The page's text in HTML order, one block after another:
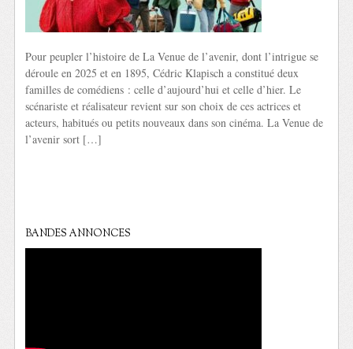
Pour peupler l’histoire de La Venue de l’avenir, dont l’intrigue se
déroule en 2025 et en 1895, Cédric Klapisch a constitué deux
familles de comédiens : celle d’aujourd’hui et celle d’hier. Le
scénariste et réalisateur revient sur son choix de ces actrices et
acteurs, habitués ou petits nouveaux dans son cinéma. La Venue de
l’avenir sort […]
BANDES ANNONCES